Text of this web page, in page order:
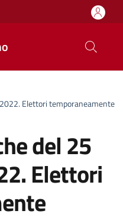
Elettori temporaneamente
del 25
Elettori